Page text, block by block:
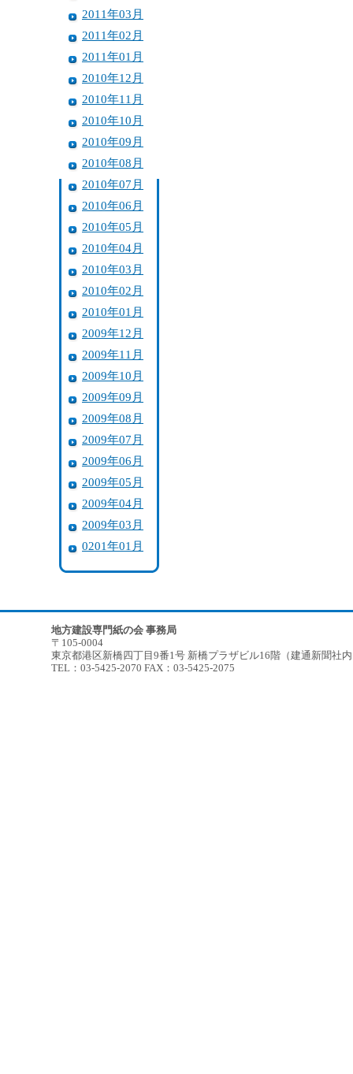
2011年03月
2011年02月
2011年01月
2010年12月
2010年11月
2010年10月
2010年09月
2010年08月
2010年07月
2010年06月
2010年05月
2010年04月
2010年03月
2010年02月
2010年01月
2009年12月
2009年11月
2009年10月
2009年09月
2009年08月
2009年07月
2009年06月
2009年05月
2009年04月
2009年03月
0201年01月
地方建設専門紙の会 事務局
〒105-0004
東京都港区新橋四丁目9番1号 新橋プラザビル16階（建通新聞社
TEL：03-5425-2070 FAX：03-5425-2075